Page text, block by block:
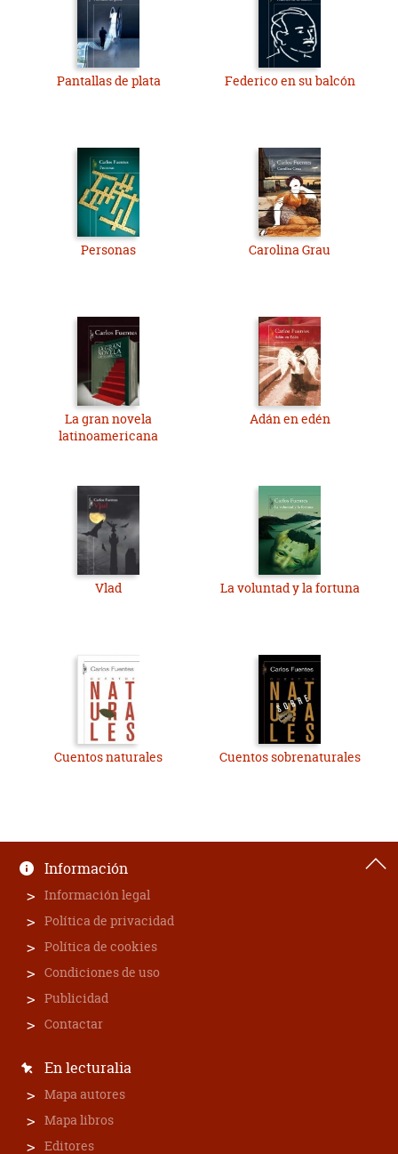
Pantallas de plata Federico en su balcón
Personas Carolina Grau
La gran novela
latinoamericana
Adán en edén
Vlad La voluntad y la fortuna
Cuentos naturales Cuentos sobrenaturales
Información
Información legal
Política de privacidad
Política de cookies
Condiciones de uso
Publicidad
Contactar
En lecturalia
Mapa autores
Mapa libros
Editores